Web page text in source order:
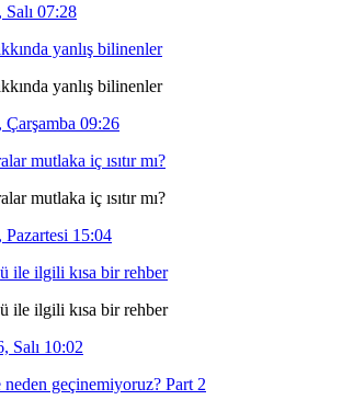
07:28
yanlış bilinenler
yanlış bilinenler
09:26
mutlaka iç ısıtır mı?
mutlaka iç ısıtır mı?
15:04
ile ilgili kısa bir rehber
ile ilgili kısa bir rehber
Salı 10:02
geçinemiyoruz? Part 2